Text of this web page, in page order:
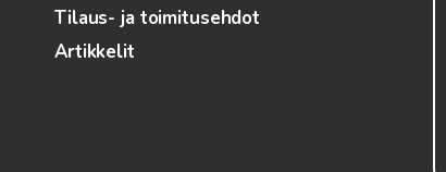
Tilaus- ja toimitusehdot
Artikkelit